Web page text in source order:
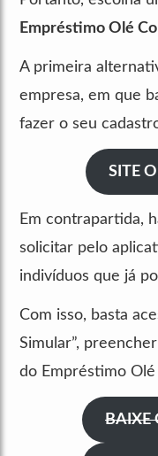
Empréstimo Olé
A primeira
empresa, em que
fazer o seu
SITE
Em contrapartida,
solicitar pelo
indivíduos que já
Com isso, basta
Simular”,
do Empréstimo Olé
BAIXE